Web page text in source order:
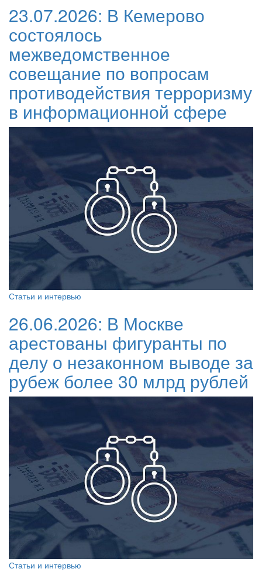
23.07.2026: В Кемерово
состоялось
межведомственное
совещание по вопросам
противодействия терроризму
в информационной сфере
Статьи и интервью
26.06.2026: В Москве
арестованы фигуранты по
делу о незаконном выводе за
рубеж более 30 млрд рублей
Статьи и интервью